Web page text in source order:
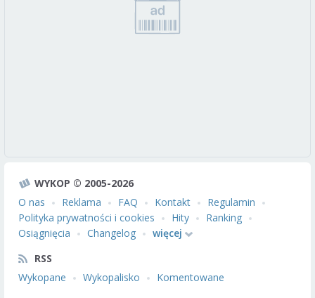
WYKOP © 2005-2026
O nas
Reklama FAQ Kontakt
Regulamin
Polityka prywatności i cookies
Hity
Ranking
Osiągnięcia
Changelog
więcej
RSS
Wykopane
Wykopalisko
Komentowane